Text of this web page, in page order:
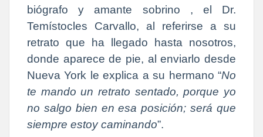
biógrafo y amante sobrino , el Dr.
Temístocles Carvallo, al referirse a su
retrato que ha llegado hasta nosotros,
donde aparece de pie, al enviarlo desde
Nueva York le explica a su hermano “No
te mando un retrato sentado, porque yo
no salgo bien en esa posición; será que
siempre estoy caminando”.